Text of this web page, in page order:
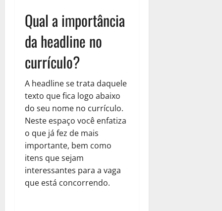
Qual a importância
da headline no
currículo?
A headline se trata daquele
texto que fica logo abaixo
do seu nome no currículo.
Neste espaço você enfatiza
o que já fez de mais
importante, bem como
itens que sejam
interessantes para a vaga
que está concorrendo.